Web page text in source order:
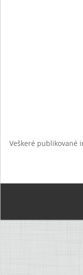
Veškeré publikované